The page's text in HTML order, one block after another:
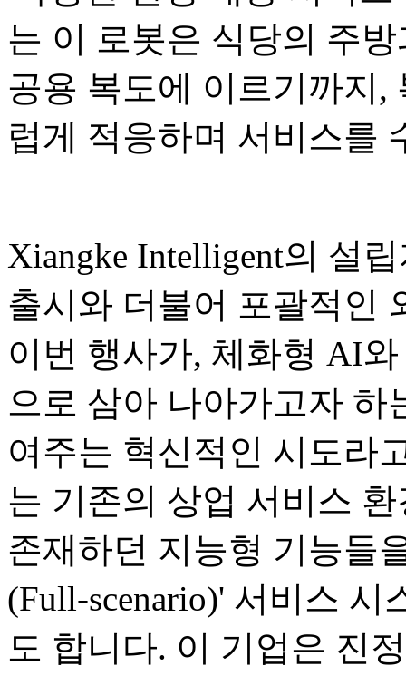
는 이 로봇은 식당의 주
공용 복도에 이르기까지,
럽게 적응하며 서비스를
Xiangke Intelligent의 설
출시와 더불어 포괄적인
이번 행사가, 체화형 AI
으로 삼아 나아가고자
여주는 혁신적인 시도라
는 기존의 상업 서비스
존재하던 지능형 기능들
(Full-scenario)' 서비스
도 합니다. 이 기업은 진